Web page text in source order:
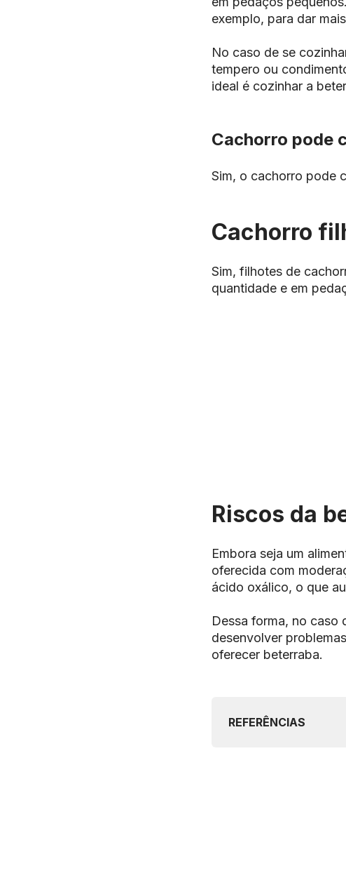
exemplo, para dar
No caso de se
tempero ou
ideal é cozinhar a
Cachorro pode
Sim, o cachorro pode
Cachorro
Sim, filhotes de
quantidade e em
Riscos da
Embora seja um
oferecida com
ácido oxálico, o que
Dessa forma, no caso
desenvolver
oferecer beterraba.
REFERÊNCIAS